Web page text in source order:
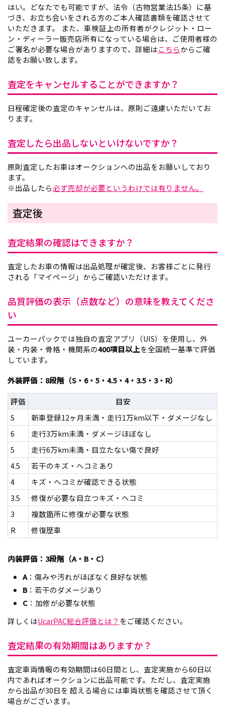
はい。どなたでも可能ですが、法令（古物営業法15条）に基
づき、お立ち会いをされる方のご本人確認書類を確認させて
いただきます。 また、車検証上の所有者がクレジット・ロー
ン・ディーラー販売店所有になっている場合は、ご使用者様の
ご署名が必要な場合がありますので、詳細はこちらからご確
認をお願い致します。
査定をキャンセルすることができますか？
日程確定後の査定のキャンセルは、原則ご遠慮いただいてお
ります。
査定したら出品しないといけないですか？
原則査定したお車はオークションへの出品をお願いしており
ます。
※出品したら必ず売却が必要というわけでは有りません。
査定後
査定結果の確認はできますか？
査定したお車の情報は出品処理が確定後、お客様ごとに発行
される「マイページ」からご確認いただけます。
品質評価の表示（点数など）の意味を教えてくださ
い
ユーカーパックでは独自の査定アプリ（UIS）を使用し、外
装・内装・骨格・機関系の400項目以上を全国統一基準で評価
しています。
外装評価：8段階（S・6・5・4.5・4・3.5・3・R）
評価
目安
S
新車登録12ヶ月未満・走行1万km以下・ダメージなし
6
走行3万km未満・ダメージほぼなし
5
走行6万km未満・目立たない傷で良好
4.5
若干のキズ・ヘコミあり
4
キズ・ヘコミが確認できる状態
3.5
修復が必要な目立つキズ・ヘコミ
3
複数箇所に修復が必要な状態
R
修復歴車
内装評価：3段階（A・B・C）
A：傷みや汚れがほぼなく良好な状態
B：若干のダメージあり
C ：加修が必要な状態
詳しくはUcarPAC総合評価とは？ をご確認ください。
査定結果の有効期間はありますか？
査定車両情報の有効期間は60日間とし、査定実施から60日以
内であればオークションに出品可能です。ただし、査定実施
から出品が30日を 超える場合には車両状態を確認させて頂く
場合がございます。